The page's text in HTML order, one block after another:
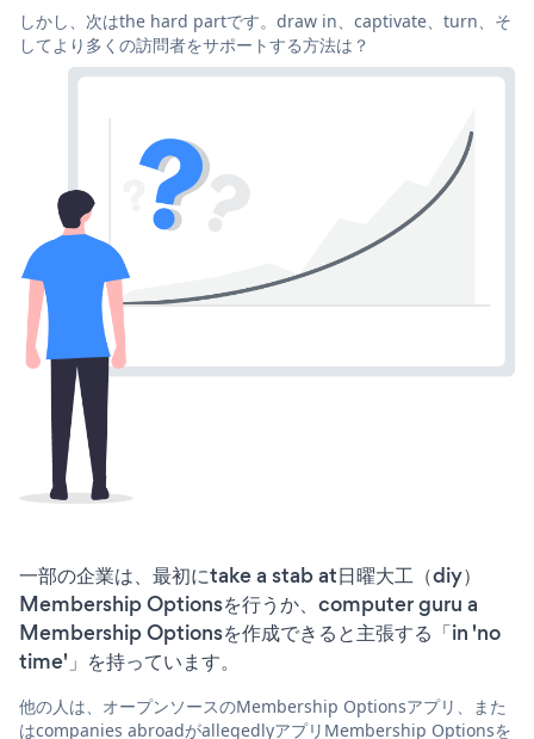
しかし、次はthe hard partです。draw in、captivate、turn、そ
してより多くの訪問者をサポートする方法は？
一部の企業は、最初にtake a stab at日曜大工（diy）
Membership Optionsを行うか、computer guru a
Membership Optionsを作成できると主張する「in 'no
time'」を持っています。
他の人は、オープンソースのMembership Optionsアプリ、また
はcompanies abroadがallegedlyアプリMembership Optionsを